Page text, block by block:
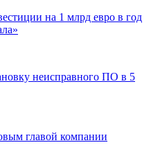
на 1 млрд евро в год
неисправного ПО в 5
главой компании